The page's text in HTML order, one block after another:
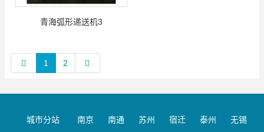
青海弧形递送机3
1 2
城市分站 南京 南通 苏州 宿迁 泰州 无锡